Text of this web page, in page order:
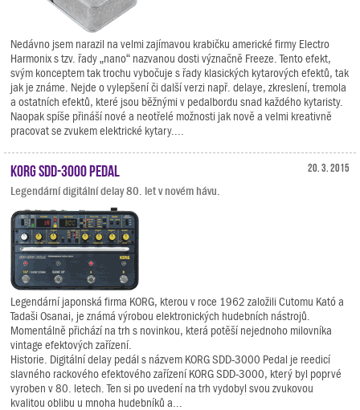
Nedávno jsem narazil na velmi zajímavou krabičku americké firmy Electro
Harmonix s tzv. řady „nano“ nazvanou dosti význačně Freeze. Tento efekt,
svým konceptem tak trochu vybočuje s řady klasických kytarových efektů, tak
jak je známe. Nejde o vylepšení či další verzi např. delaye, zkreslení, tremola
a ostatních efektů, které jsou běžnými v pedalbordu snad každého kytaristy.
Naopak spíše přináší nové a neotřelé možnosti jak nově a velmi kreativně
pracovat se zvukem elektrické kytary....
20. 3. 2015
KORG SDD-3000 PEDAL
Legendární digitální delay 80. let v novém hávu.
Legendární japonská firma KORG, kterou v roce 1962 založili Cutomu Kató a
Tadaši Osanai, je známá výrobou elektronických hudebních nástrojů.
Momentálně přichází na trh s novinkou, která potěší nejednoho milovníka
vintage efektových zařízení.
Historie. Digitální delay pedál s názvem KORG SDD-3000 Pedal je reedicí
slavného rackového efektového zařízení KORG SDD-3000, který byl poprvé
vyroben v 80. letech. Ten si po uvedení na trh vydobyl svou zvukovou
kvalitou oblibu u mnoha hudebníků a...